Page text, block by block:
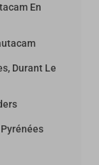
En
Durant Le